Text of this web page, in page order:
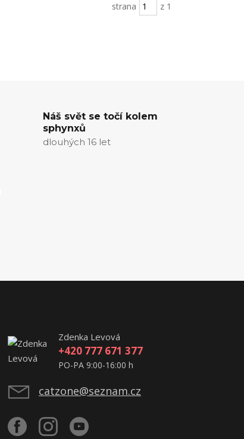
strana z 1
Náš svět se točí kolem
sphynxů
dlouhých 16 let
Zdenka Levová
+420 777 671 377
PO-PA 9:00-16:00 h
catzone@seznam.cz